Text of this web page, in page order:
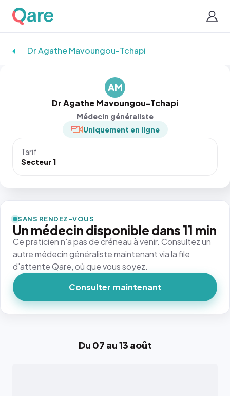
Dr Agathe Mavoungou-Tchapi
AM
Dr Agathe Mavoungou-Tchapi
Médecin généraliste
Uniquement en ligne
Tarif
Secteur 1
Du 07 au 13 août
SANS RENDEZ-VOUS
Un médecin disponible dans 11 min
Ce praticien n'a pas de créneau à venir. Consultez un
autre médecin généraliste maintenant via la file
d'attente Qare, où que vous soyez.
Consulter maintenant